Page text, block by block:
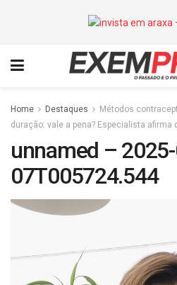
Home Destaques
Métodos
duração: vale a pena? Especialista afirma
unnamed –
07T005724.544